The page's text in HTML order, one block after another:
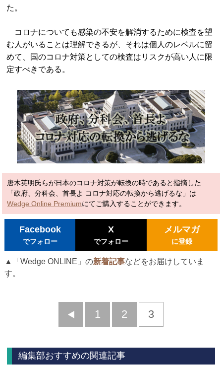
た。
コロナについても感染の不安を解消するために検査を望
む人がいることは理解できるが、それは個人のレベルに留
めて、国のコロナ対策としての検査はリスクが高い人に限
定すべきである。
唐木英明氏らが日本のコロナ対策が転換の時であると指摘した
「政府、分科会、首長よ コロナ対応の転換から逃げるな」は
Wedge Online Premiumにてご購入することができます。
Facebook
でフォロー
X
でフォロー
メルマガ
に登録
▲「Wedge ONLINE」の新着記事などをお届けしていま
す。
前
1 2 3
編集部おすすめの関連記事